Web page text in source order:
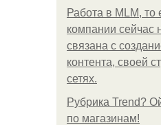
Работа в MLM, то
компании сейчас
связана с
контента, своей
сетях.
Рубрика Trend?
по магазинам!